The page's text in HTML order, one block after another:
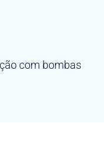
com bombas